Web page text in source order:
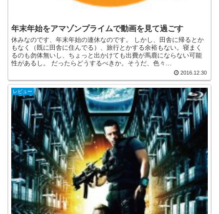
年末年始をアマゾンプライムで動画を見て過ごす
休みなのです、年末年始の連休なのです。 しかし、田舎に帰るとか
もなく（既に田舎に住んでる）、旅行とかする余裕もない。寝まく
るのも勿体無いし、ちょっと出かけても出費が馬鹿にならない可能
性があるし。 だったらどうするべきか。そうだ、色々...
2016.12.30
レビュー